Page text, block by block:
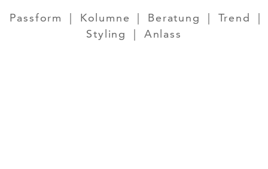
Passform | Kolumne | Beratung | Trend
|
Styling
| Anlass